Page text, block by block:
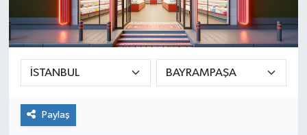
Paylaş
Yaşam